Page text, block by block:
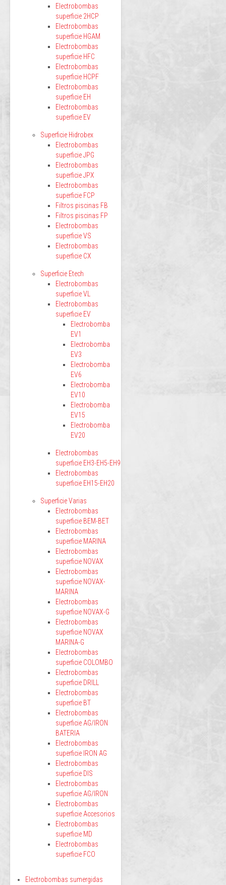
Electrobombas
superficie 2HCP
Electrobombas
superficie HGAM
Electrobombas
superficie HFC
Electrobombas
superficie HCPF
Electrobombas
superficie EH
Electrobombas
superficie EV
Superficie Hidrobex
Electrobombas
superficie JPG
Electrobombas
superficie JPX
Electrobombas
superficie FCP
Filtros piscinas FB
Filtros piscinas FP
Electrobombas
superficie VS
Electrobombas
superficie CX
Superficie Etech
Electrobombas
superficie VL
Electrobombas
superficie EV
Electrobomba
EV1
Electrobomba
EV3
Electrobomba
EV6
Electrobomba
EV10
Electrobomba
EV15
Electrobomba
EV20
Electrobombas
superficie EH3-EH5-EH9
Electrobombas
superficie EH15-EH20
Superficie Varias
Electrobombas
superficie BEM-BET
Electrobombas
superficie MARINA
Electrobombas
superficie NOVAX
Electrobombas
superficie NOVAX-
MARINA
Electrobombas
superficie NOVAX-G
Electrobombas
superficie NOVAX
MARINA-G
Electrobombas
superficie COLOMBO
Electrobombas
superficie DRILL
Electrobombas
superficie BT
Electrobombas
superficie AG/IRON
BATERIA
Electrobombas
superficie IRON AG
Electrobombas
superficie DIS
Electrobombas
superficie AG/IRON
Electrobombas
superficie Accesorios
Electrobombas
superficie MD
Electrobombas
superficie FCO
Electrobombas sumergidas